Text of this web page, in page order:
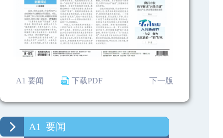
A1 要闻 下载PDF 下一版
A1 要闻